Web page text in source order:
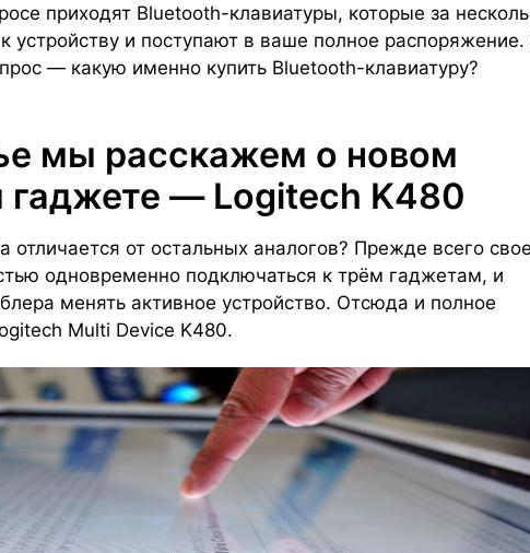
приходят Bluetooth-клавиатуры, которые за
устройству и поступают в ваше полное
— какую именно купить Bluetooth-клавиатуру?
мы расскажем о новом
гаджете — Logitech K480
отличается от остальных аналогов? Прежде всего
одновременно подключаться к трём гаджетам, и
менять активное устройство. Отсюда и полное
Multi Device K480.